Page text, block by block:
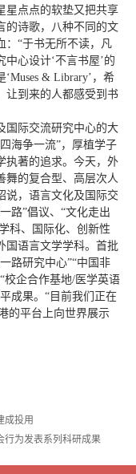
星点点的软垫又把共享
的诗歌，八种不同的文
：“于书无所不读，凡
心设计‘不言书屋’的
& Library’，希
让到来的人都感受到书
国际交流研究中心的大
海争一流”，厚植学子
执著的追求。今天，外
舞的复合型、高层次人
说，语言文化及国际交
路”倡议、“文化走出
科、国际化、创新性
国语言文学学科。首批
路研究中心”“中国非
企合作基地/医学英语
成果。“目前我们正在
的平台上向世界展示
成投用
行为发表系列科研成果